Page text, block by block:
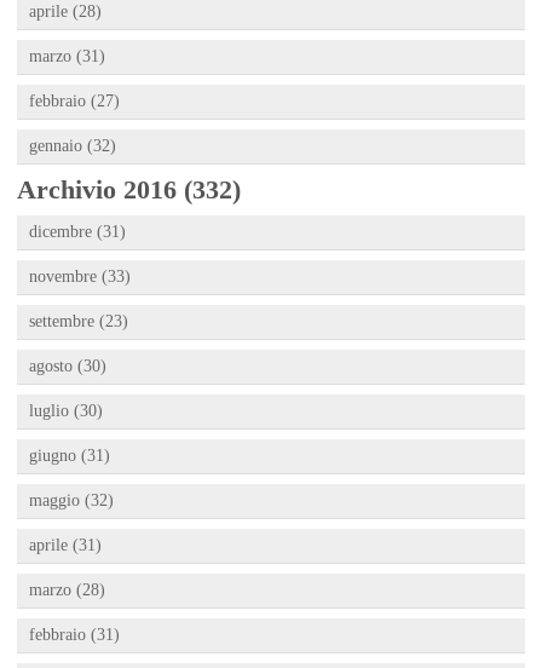
aprile (28)
marzo (31)
febbraio (27)
gennaio (32)
Archivio 2016 (332)
dicembre (31)
novembre (33)
settembre (23)
agosto (30)
luglio (30)
giugno (31)
maggio (32)
aprile (31)
marzo (28)
febbraio (31)